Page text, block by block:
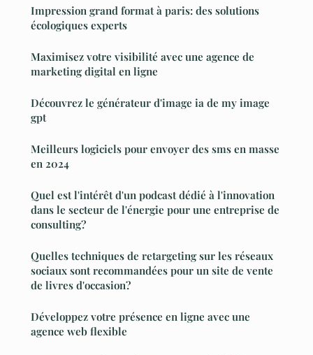
Impression grand format à paris: des solutions
écologiques experts
Maximisez votre visibilité avec une agence de
marketing digital en ligne
Découvrez le générateur d'image ia de my image
gpt
Meilleurs logiciels pour envoyer des sms en masse
en 2024
Quel est l'intérêt d'un podcast dédié à l'innovation
dans le secteur de l'énergie pour une entreprise de
consulting?
Quelles techniques de retargeting sur les réseaux
sociaux sont recommandées pour un site de vente
de livres d'occasion?
Développez votre présence en ligne avec une
agence web flexible